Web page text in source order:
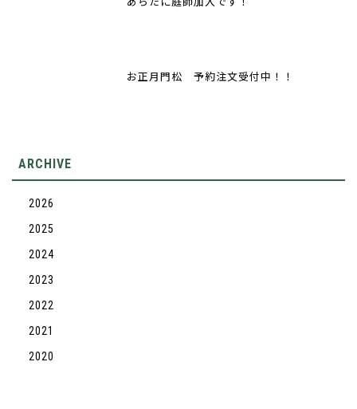
お正月門松 予約注文受付中！！
ARCHIVE
2026
2025
2024
2023
2022
2021
2020